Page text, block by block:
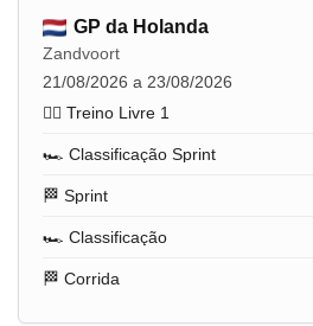
GP da Holanda
Zandvoort
21/08/2026 a 23/08/2026
🏋️‍♂️ Treino Livre 1
🏎️ Classificação Sprint
🏁 Sprint
🏎️ Classificação
🏁 Corrida